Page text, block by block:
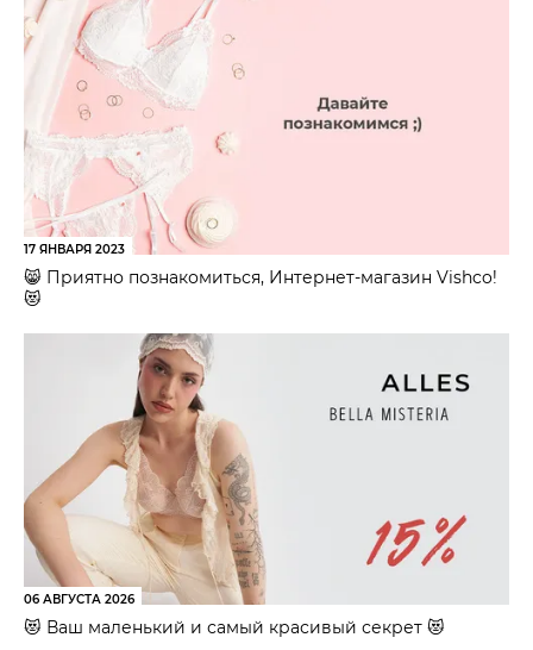
17 ЯНВАРЯ 2023
😸 Приятно познакомиться, Интернет-магазин Vishco!
😻
06 АВГУСТА 2026
😻 Ваш маленький и самый красивый секрет 😻